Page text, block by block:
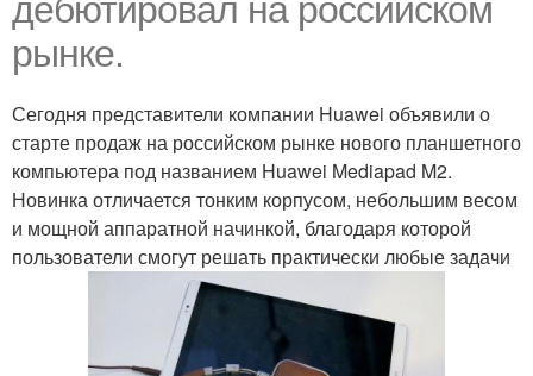
дебютировал на российском
рынке.
Сегодня представители компании Huawei объявили о
старте продаж на российском рынке нового планшетного
компьютера под названием Huawei Mediapad M2.
Новинка отличается тонким корпусом, небольшим весом
и мощной аппаратной начинкой, благодаря которой
пользователи смогут решать практически любые задачи